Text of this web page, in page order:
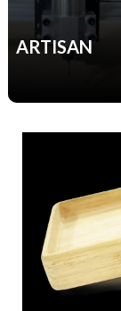
ARTISAN